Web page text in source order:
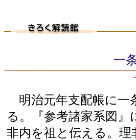
一
明治元年支配帳に一
る。『参考諸家系図』
非内を祖と伝える。